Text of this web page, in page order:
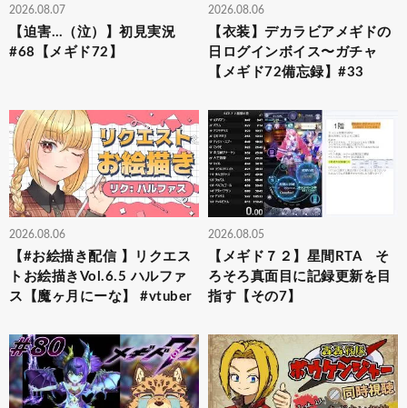
2026.08.07
【迫害…（泣）】初見実況
#68【メギド72】
2026.08.06
【衣装】デカラビアメギドの
日ログインボイス〜ガチャ
【メギド72備忘録】#33
2026.08.06
【#お絵描き配信 】リクエス
トお絵描きVol.6.5 ハルファ
ス【魔ヶ月にーな】 #vtuber
2026.08.05
【メギド７２】星間RTA そ
ろそろ真面目に記録更新を目
指す【その7】